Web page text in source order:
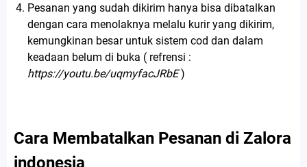
Pesanan yang sudah dikirim hanya bisa dibatalkan
dengan cara menolaknya melalu kurir yang dikirim,
kemungkinan besar untuk sistem cod dan dalam
keadaan belum di buka ( refrensi :
https://youtu.be/uqmyfacJRbE)
Cara Membatalkan Pesanan di Zalora
indonesia